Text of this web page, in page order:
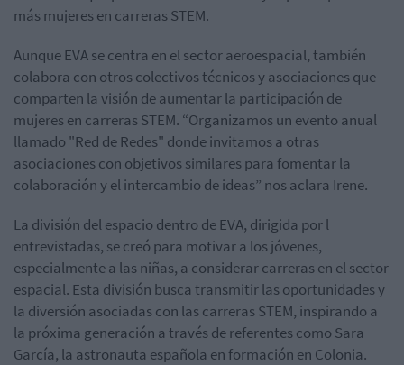
más mujeres en carreras STEM.
Aunque EVA se centra en el sector aeroespacial, también
colabora con otros colectivos técnicos y asociaciones que
comparten la visión de aumentar la participación de
mujeres en carreras STEM. “Organizamos un evento anual
llamado "Red de Redes" donde invitamos a otras
asociaciones con objetivos similares para fomentar la
colaboración y el intercambio de ideas” nos aclara Irene.
La división del espacio dentro de EVA, dirigida por l
entrevistadas, se creó para motivar a los jóvenes,
especialmente a las niñas, a considerar carreras en el sector
espacial. Esta división busca transmitir las oportunidades y
la diversión asociadas con las carreras STEM, inspirando a
la próxima generación a través de referentes como Sara
García, la astronauta española en formación en Colonia.